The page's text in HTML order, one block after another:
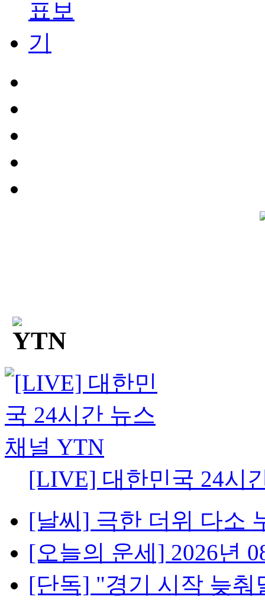
[LIVE] 대한민국 24시
[날씨] 극한 더위 다소
[오늘의 운세] 2026년
[단독] "경기 시작 늦춰